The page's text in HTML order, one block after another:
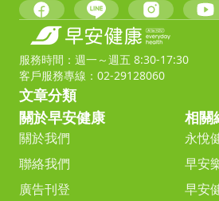
服務時間：週一～週五 8:30-17:30
客戶服務專線：02-29128060
文章分類
關於早安健康
關於我們
聯絡我們
廣告刊登
相關
永悅
早安
早安